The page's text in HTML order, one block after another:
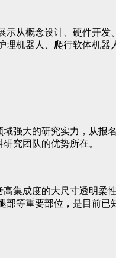
从概念设计、硬件开
机器人、爬行软体机
强大的研究实力，从
究团队的优势所在。
集成度的大尺寸透明
等重要部位，是目前已